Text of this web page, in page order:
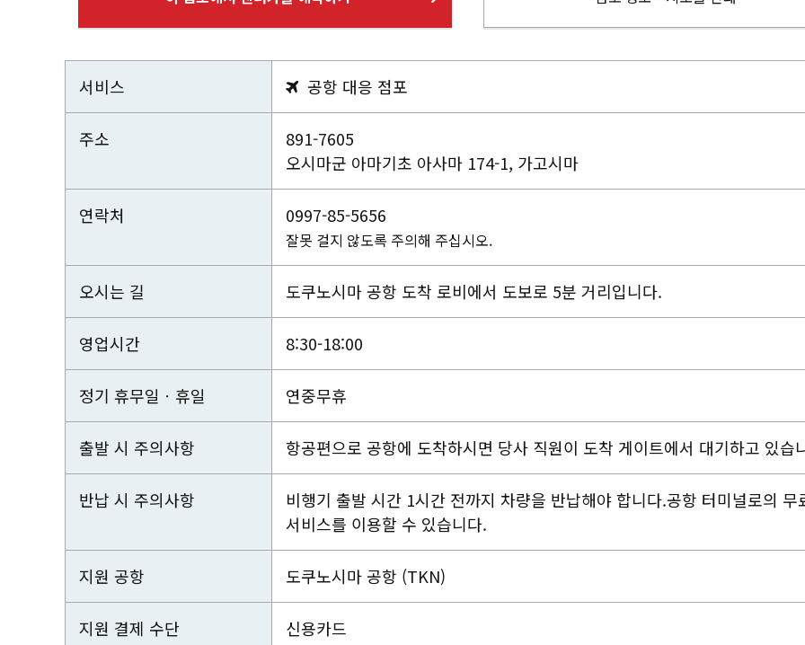
서비스  공항 대응 점포
주소
891-7605
오시마군 아마기초 아사마 174-1, 가고시마
연락처 0997-85-5656
잘못 걸지 않도록 주의해 주십시오.
오시는 길 도쿠노시마 공항 도착 로비에서 도보로 5분 거리입니다.
영업시간 8:30-18:00
정기 휴무일ㆍ휴일 연중무휴
출발 시 주의사항 항공편으로 공항에 도착하시면 당사 직원이 도착 게이트에서 대기하고 있습
반납 시 주의사항
비행기 출발 시간 1시간 전까지 차량을 반납해야 합니다.공항 터미널로의 무
서비스를 이용할 수 있습니다.
지원 공항 도쿠노시마 공항 (TKN)
지원 결제 수단 신용카드